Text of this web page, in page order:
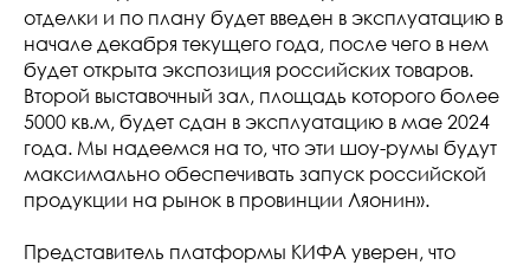
отделки и по плану будет введен в эксплуатацию в
начале декабря текущего года, после чего в нем
будет открыта экспозиция российских товаров.
Второй выставочный зал, площадь которого более
5000 кв.м, будет сдан в эксплуатацию в мае 2024
года. Мы надеемся на то, что эти шоу-румы будут
максимально обеспечивать запуск российской
продукции на рынок в провинции Ляонин».
Представитель платформы КИФА уверен, что